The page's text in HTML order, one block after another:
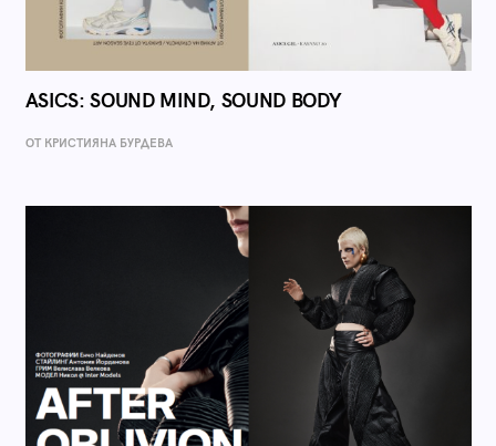
ASICS: SOUND MIND, SOUND BODY
ОТ КРИСТИЯНА БУРДЕВА